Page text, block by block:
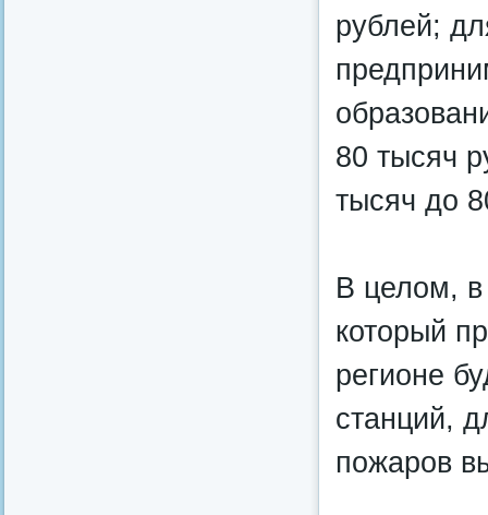
рублей;
80 тысяч
тысяч до
В целом, в
который
регионе
станций,
пожаров